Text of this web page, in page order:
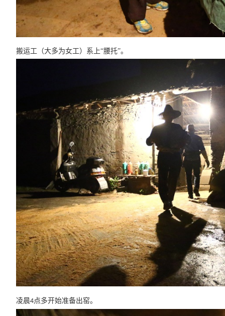
搬运工（大多为女工）系上“腰托”。
凌晨4点多开始准备出窑。